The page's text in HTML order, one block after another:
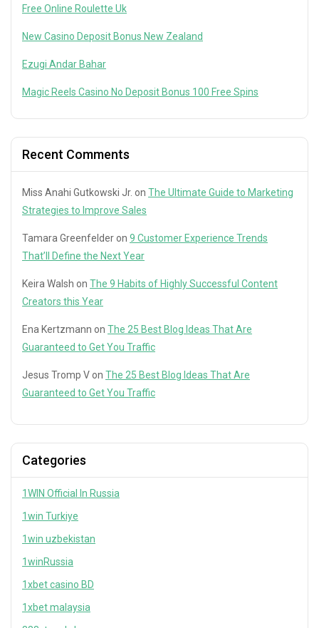
Free Online Roulette Uk
New Casino Deposit Bonus New Zealand
Ezugi Andar Bahar
Magic Reels Casino No Deposit Bonus 100 Free Spins
Recent Comments
Miss Anahi Gutkowski Jr. on The Ultimate Guide to Marketing
Strategies to Improve Sales
Tamara Greenfelderon 9 Customer Experience Trends
That’ll Define the Next Year
Keira Walsh on The 9 Habits of Highly Successful Content
Creators this Year
Ena Kertzmann on The 25 Best Blog Ideas That Are
Guaranteed to Get You Traffic
Jesus Tromp Von The 25 Best Blog Ideas That Are
Guaranteed to Get You Traffic
Categories
1WIN Official In Russia
1win Turkiye
1win uzbekistan
1winRussia
1xbet casino BD
1xbet malaysia